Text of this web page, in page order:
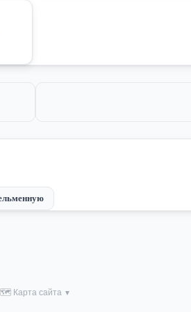
🗺 Карта сайта ▼